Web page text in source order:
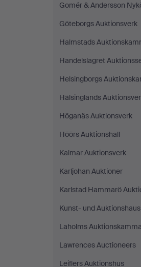
Gomér & Andersson
Göteborgs Auktionsverk
Halmstads
Handelslagret
Helsingborgs
Hälsinglands
Höganäs Auktionsverk
Höörs Auktionshall
Kalmar Auktionsverk
Karljohan Auktioner
Karlstad Hammarö
Kunst- und
Laholms
Lawrences Auctioneers
Leiflers Auktionshus